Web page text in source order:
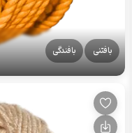
بافتنی بافندگی